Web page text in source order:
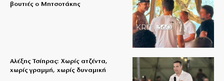
βουτιές ο Μητσοτάκης
Αλέξης Τσίπρας: Χωρίς ατζέντα,
χωρίς γραμμή, χωρίς δυναμική